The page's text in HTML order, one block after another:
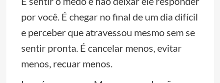
por você. É chegar no final de um dia difícil
e perceber que atravessou mesmo sem se
sentir pronta. É cancelar menos, evitar
menos, recuar menos.